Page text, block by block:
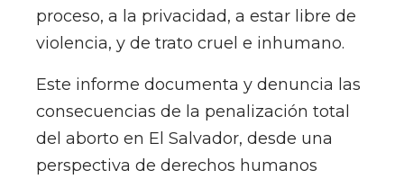
proceso, a la privacidad, a estar libre de
violencia, y de trato cruel e inhumano.
Este informe documenta y denuncia las
consecuencias de la penalización total
del aborto en El Salvador, desde una
perspectiva de derechos humanos